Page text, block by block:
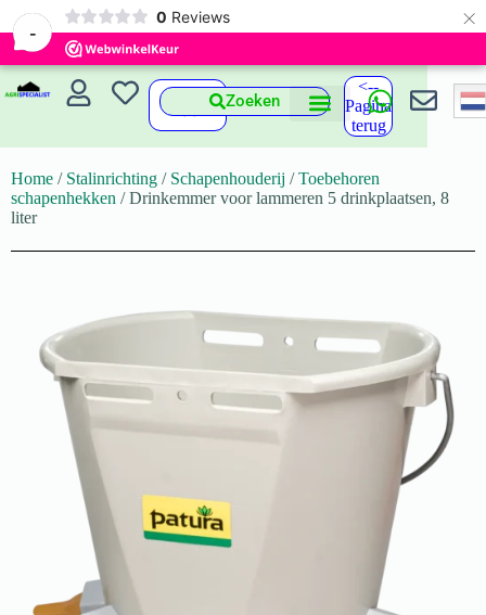
-
0 Reviews ×
Zoeken
<--
Pagina
terug
Home / Stalinrichting / Schapenhouderij /Toebehoren
schapenhekken / Drinkemmer voor lammeren 5 drinkplaatsen, 8
liter